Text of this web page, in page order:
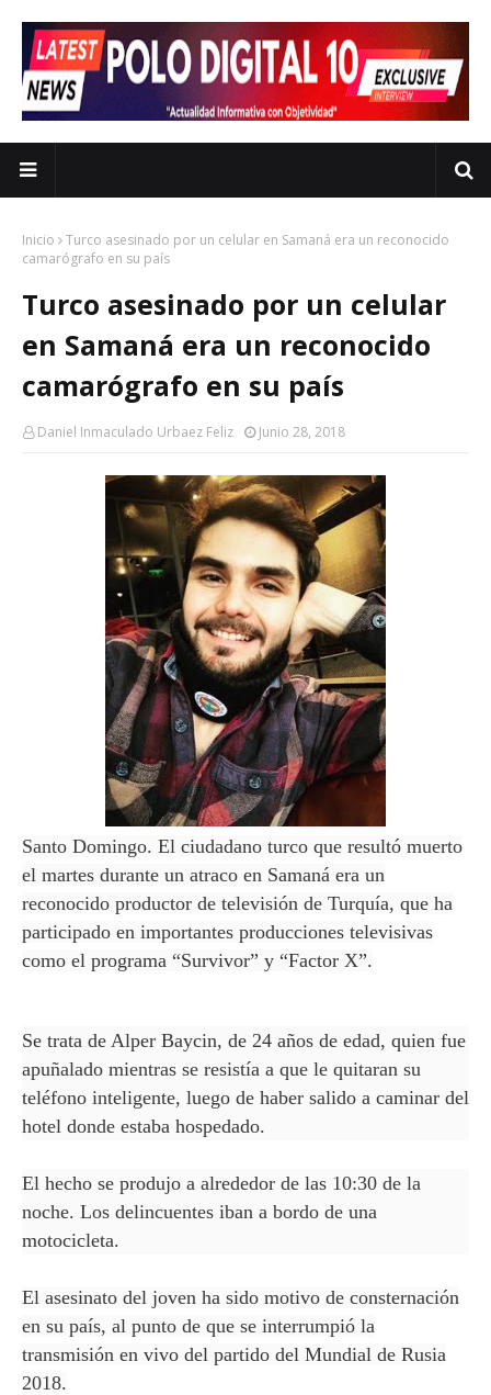
Inicio
Turco asesinado por un celular en Samaná era un reconocido
camarógrafo en su país
Turco asesinado por un celular
en Samaná era un reconocido
camarógrafo en su país
Daniel Inmaculado Urbaez Feliz Junio 28, 2018
Santo Domingo. El ciudadano turco que resultó muerto
el martes durante un atraco en Samaná era un
reconocido productor de televisión de Turquía, que ha
participado en importantes producciones televisivas
como el programa “Survivor” y “Factor X”.
Se trata de Alper Baycin, de 24 años de edad, quien fue
apuñalado mientras se resistía a que le quitaran su
teléfono inteligente, luego de haber salido a caminar del
hotel donde estaba hospedado.
El hecho se produjo a alrededor de las 10:30 de la
noche. Los delincuentes iban a bordo de una
motocicleta.
El asesinato del joven ha sido motivo de consternación
en su país, al punto de que se interrumpió la
transmisión en vivo del partido del Mundial de Rusia
2018.